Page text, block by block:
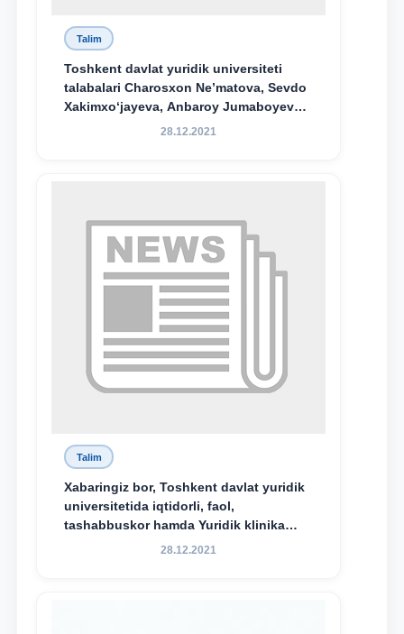
Talim
Toshkent davlat yuridik universiteti
talabalari Charosxon Ne’matova, Sevdo
Xakimxo‘jayeva, Anbaroy Jumaboyeva
hamda TDYU qoshidagi M.S.Vosiqova
bo‘ldi.
28.12.2021
Talim
Xabaringiz bor, Toshkent davlat yuridik
universitetida iqtidorli, faol,
tashabbuskor hamda Yuridik klinika
faoliyatida o‘z bilim va ko‘nikmalarini
28.12.2021